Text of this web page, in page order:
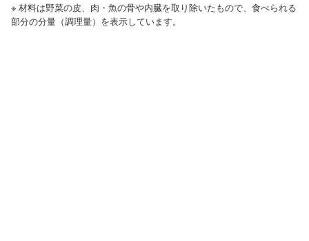
※ 材料は野菜の皮、肉・魚の骨や内臓を取り除いたもので、食べられる
部分の分量（調理量）を表示しています。